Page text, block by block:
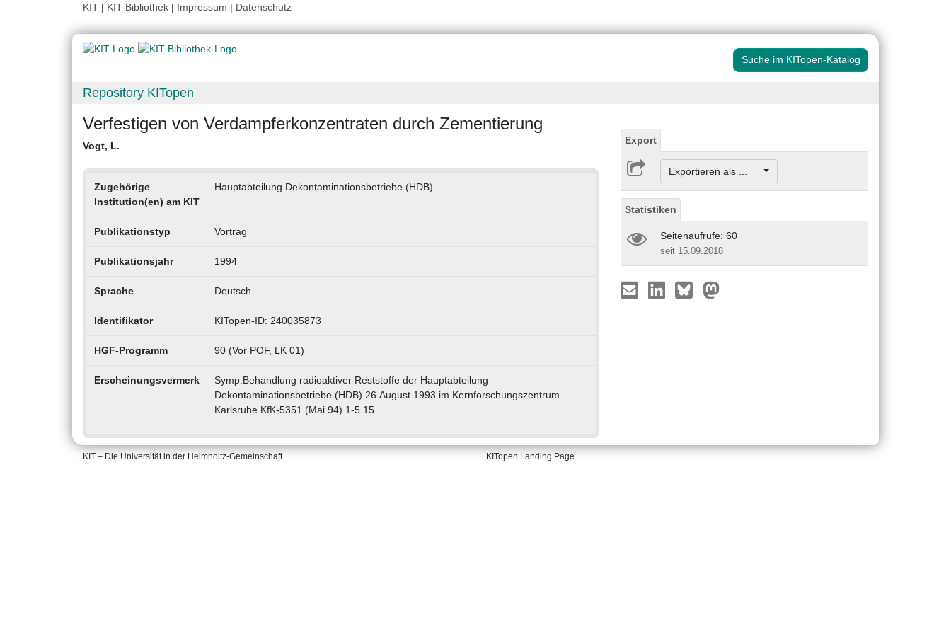
KIT | KIT-Bibliothek | Impressum | Datenschutz
Suche im KITopen-Katalog
Repository KITopen
Verfestigen von Verdampferkonzentraten durch Zementierung
Vogt, L.
Zugehörige
Institution(en) am KIT
Hauptabteilung Dekontaminationsbetriebe (HDB)
Publikationstyp Vortrag
Publikationsjahr 1994
Sprache Deutsch
Identifikator KITopen-ID: 240035873
HGF-Programm 90 (Vor POF, LK 01)
Erscheinungsvermerk
Symp.Behandlung radioaktiver Reststoffe der Hauptabteilung
Dekontaminationsbetriebe (HDB) 26.August 1993 im Kernforschungszentrum
Karlsruhe KfK-5351 (Mai 94).1-5.15
Export
Exportieren als ...
Statistiken
Seitenaufrufe: 60
seit 15.09.2018
KIT – Die Universität in der Helmholtz-Gemeinschaft KITopen Landing Page